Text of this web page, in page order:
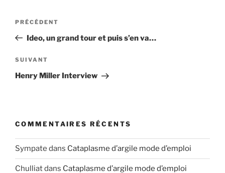
Navigation
l’article
Article
précédent
PRÉCÉDENT
Ideo, un grand tour et puis s’en va…
Article
suivant
SUIVANT
Henry Miller Interview
COMMENTAIRES RÉCENTS
Sympate dans Cataplasme d’argile mode d’emploi
Chulliatdans Cataplasme d’argile mode d’emploi